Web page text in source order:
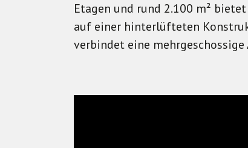
Etagen und rund 2.100 m²
auf einer hinterlüfteten
verbindet eine